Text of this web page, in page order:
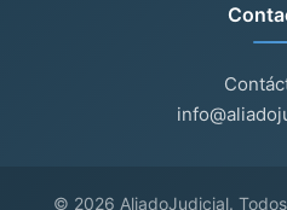
© 2026 AliadoJudicial.